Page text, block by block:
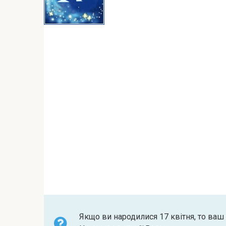
Якщо ви народилися 17 квітня, то ваш